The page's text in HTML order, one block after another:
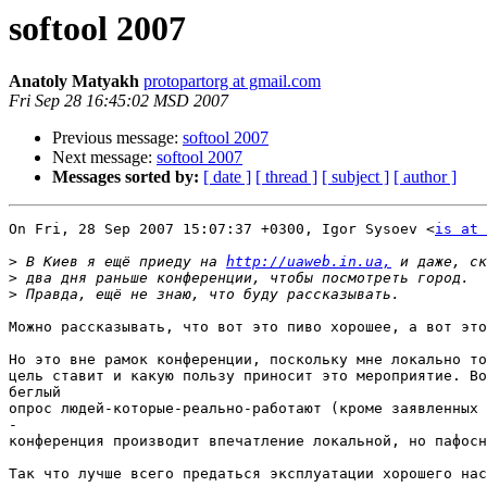
softool 2007
Anatoly Matyakh protopartorg at gmail.com
Fri Sep 28 16:45:02 MSD 2007
Previous message: softool 2007
Next message: softool 2007
Messages sorted by: [ date ] [ thread ] [ subject ] [ author ]
On Fri, 28 Sep 2007 15:07:37 +0300, Igor Sysoev <is at
> В Киев я ещё приеду на http://uaweb.in.ua,
>
>
Можно рассказывать, что вот это пиво хорошее, а вот
Но это вне рамок конференции, поскольку мне локально
цель ставит и какую пользу приносит это мероприятие.
беглый
опрос людей-которые-реально-работают (кроме
-
конференция производит впечатление локальной, но
Так что лучше всего предаться эксплуатации хорошего